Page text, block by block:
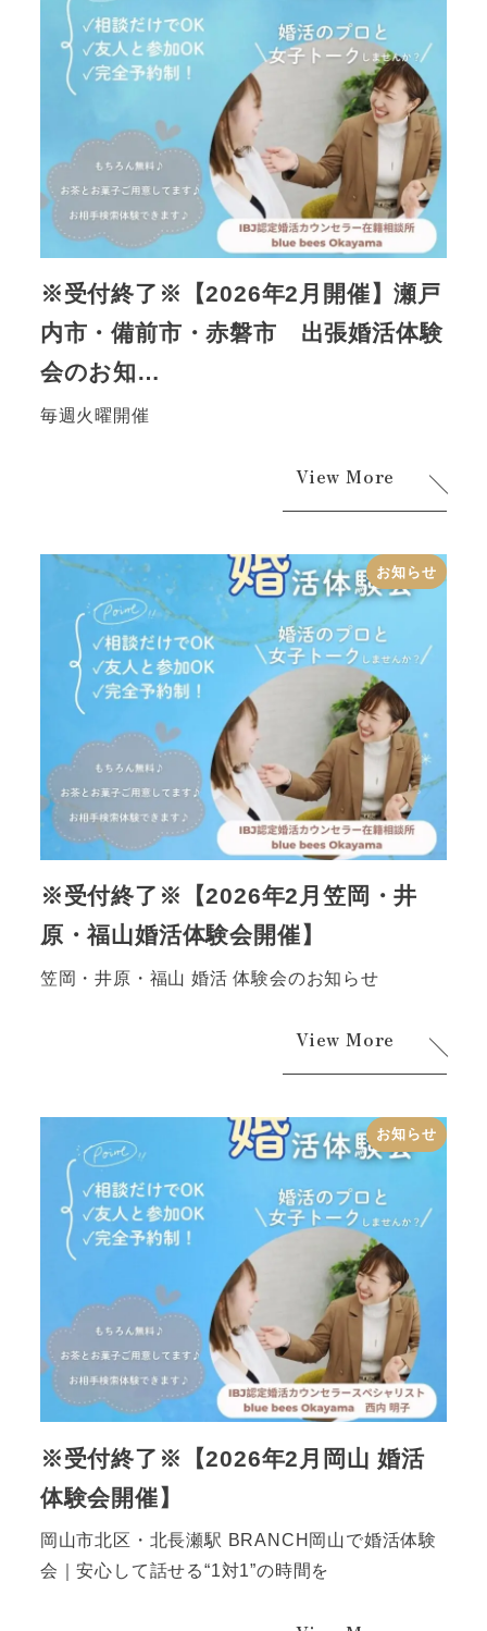
※受付終了※【2026年2月開催】瀬戸
内市・備前市・赤磐市 出張婚活体験
会のお知…
毎週火曜開催
View More
お知らせ
※受付終了※【2026年2月笠岡・井
原・福山婚活体験会開催】
笠岡・井原・福山 婚活 体験会のお知らせ
View More
お知らせ
※受付終了※【2026年2月岡山 婚活
体験会開催】
岡山市北区・北長瀬駅 BRANCH岡山で婚活体験
会｜安心して話せる“1対1”の時間を